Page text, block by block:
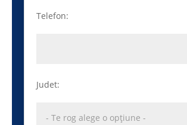
Telefon:
Judet: